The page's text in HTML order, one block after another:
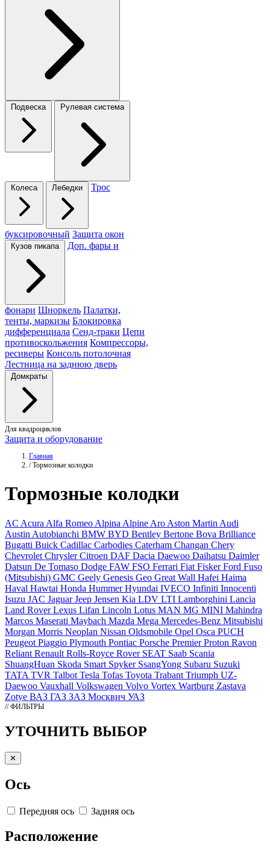
Подвеска Рулевая система
Колеса Лебедки Трос
буксировочный Защита окон
Кузов пикапа Доп. фары и
фонари Шноркель Палатки,
тенты, маркизы Блокировка
дифференциала Сенд-траки Цепи
противоскольжения Компрессоры,
ресиверы Консоль потолочная
Лестница на заднюю дверь
Домкраты
Для квадроциклов
Защита и оборудование
Главная
/ Тормозные колодки
Тормозные колодки
AC Acura Alfa Romeo Alpina Alpine Aro Aston Martin Audi
Austin Autobianchi BMW BYD Bentley Bertone Bova Brilliance
Bugatti Buick Cadillac Carbodies Caterham Changan Chery
Chevrolet ChryslerCitroen DAF Dacia Daewoo Daihatsu Daimler
Datsun De Tomaso Dodge FAW FSO Ferrari Fiat FiskerFord Fuso
(Mitsubishi) GMC Geely Genesis Geo Great Wall Hafei Haima
Haval Hawtai Honda HummerHyundai IVECO Infiniti Innocenti
Isuzu JAC JaguarJeep Jensen Kia LDV LTI Lamborghini Lancia
Land RoverLexus Lifan Lincoln Lotus MAN MG MINI Mahindra
Marcos Maserati Maybach Mazda Mega Mercedes-Benz Mitsubishi
Morgan Morris Neoplan Nissan Oldsmobile Opel Osca PUCH
Peugeot Piaggio Plymouth Pontiac Porsche PremierProton Ravon
Reliant Renault Rolls-Royce Rover SEAT Saab Scania
ShuangHuan Skoda Smart Spyker SsangYong Subaru Suzuki
TATA TVR Talbot Tesla Tofas Toyota Trabant Triumph UZ-
Daewoo Vauxhall Volkswagen Volvo Vortex Wartburg Zastava
Zotye ВАЗ ГАЗ ЗАЗ Москвич УАЗ
// ФИЛЬТРЫ
УТОЧНИТЬ ВЫБОР
✕
Ось
Передняя ось Задняя ось
Расположение